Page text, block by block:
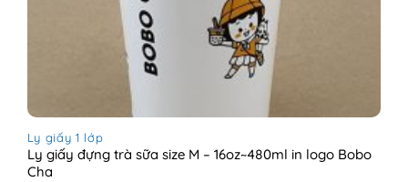
Ly giấy 1 lớp
Ly giấy đựng trà sữa size M – 16oz~480ml in logo Bobo
Cha